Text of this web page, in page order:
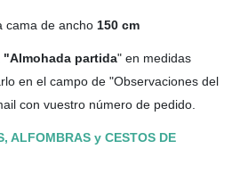
cama de ancho 150 cm
"Almohada partida" en medidas
en el campo de "Observaciones del
con vuestro número de pedido.
ALFOMBRAS y CESTOS DE